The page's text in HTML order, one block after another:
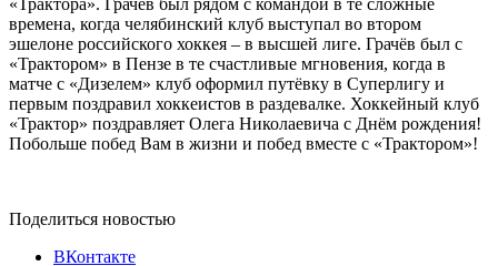
времена, когда челябинский клуб выступал во втором
эшелоне российского хоккея – в высшей лиге. Грачёв был с
«Трактором» в Пензе в те счастливые мгновения, когда в
матче с «Дизелем» клуб оформил путёвку в Суперлигу и
первым поздравил хоккеистов в раздевалке. Хоккейный клуб
«Трактор» поздравляет Олега Николаевича с Днём рождения!
Побольше побед Вам в жизни и побед вместе с «Трактором»!
Поделиться новостью
ВКонтакте